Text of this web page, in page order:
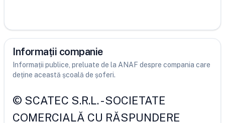
Informații companie
Informații publice, preluate de la ANAF despre compania care
deține această școală de șoferi.
© SCATEC S.R.L.-SOCIETATE
COMERCIALĂ CU RĂSPUNDERE